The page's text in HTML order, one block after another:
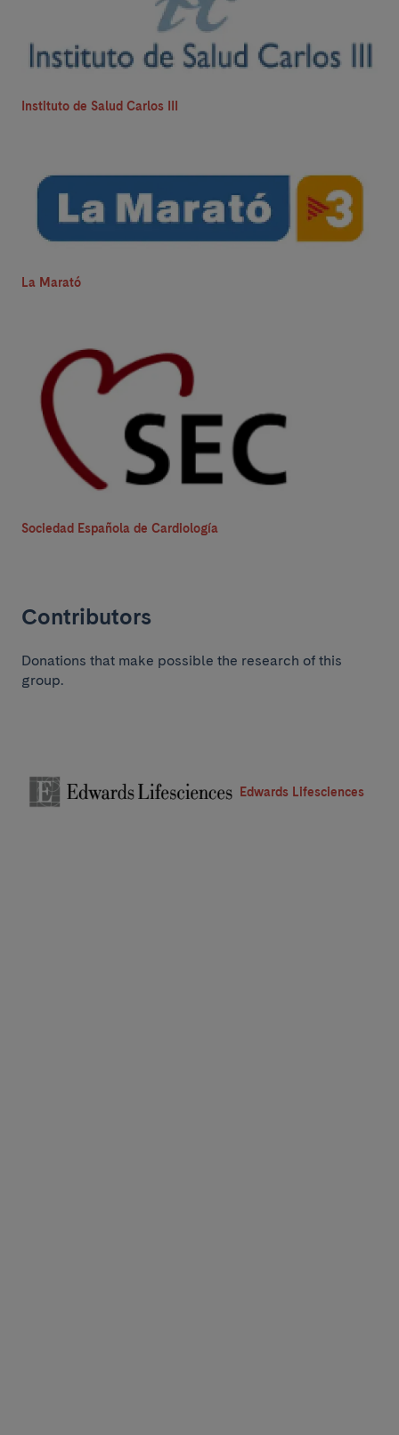
Instituto de Salud Carlos III
La Marató
Sociedad Española de Cardiología
Contributors
Donations that make possible the research of this
group.
Edwards Lifesciences